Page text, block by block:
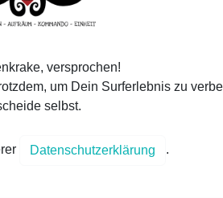
versprochen!
um Dein Surferlebnis zu
selbst.
Datenschutzerklärung .